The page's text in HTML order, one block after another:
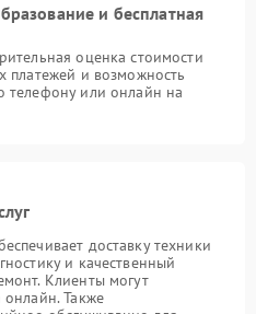
и бесплатная
оценка стоимости
платежей и возможность
телефону или онлайн на
доставку техники
и качественный
Клиенты могут
онлайн. Также